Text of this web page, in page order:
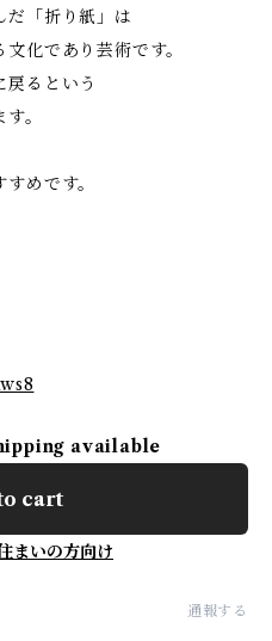
だ「折り紙」は
化であり芸術です。
るという
。
めです。
available
cart
まいの方向け
通報する